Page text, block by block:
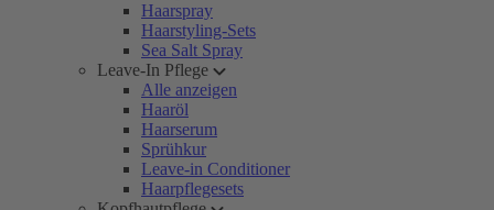
Haarspray
Haarstyling-Sets
Sea Salt Spray
Leave-In Pflege
Alle anzeigen
Haaröl
Haarserum
Sprühkur
Leave-in Conditioner
Haarpflegesets